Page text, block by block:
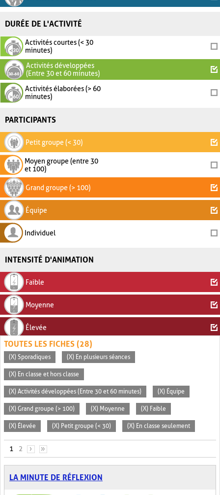
DURÉE DE L'ACTIVITÉ
Activités courtes (< 30
minutes)
Activités développées
(Entre 30 et 60 minutes)
Activités élaborées (> 60
minutes)
PARTICIPANTS
Petit groupe (< 30)
Moyen groupe (entre 30
et 100)
Grand groupe (> 100)
Équipe
Individuel
INTENSITÉ D'ANIMATION
Faible
Moyenne
Élevée
TOUTES LES FICHES (28)
(X) Sporadiques (X) En plusieurs séances
(X) En classe et hors classe
(X) Activités développées (Entre 30 et 60 minutes) (X) Équipe
(X) Grand groupe (> 100) (X) Moyenne (X) Faible
(X) Élevée (X) Petit groupe (< 30) (X) En classe seulement
PAGES
1 2 › »
LA MINUTE DE RÉFLEXION